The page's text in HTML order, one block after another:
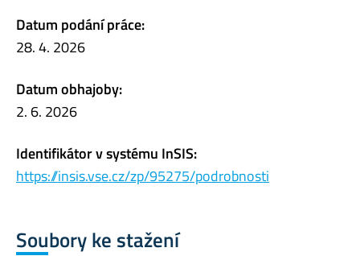
Datum podání práce:
28. 4. 2026
Datum obhajoby:
2. 6. 2026
Identifikátor v systému InSIS:
https://insis.vse.cz/zp/95275/podrobnosti
Soubory ke stažení